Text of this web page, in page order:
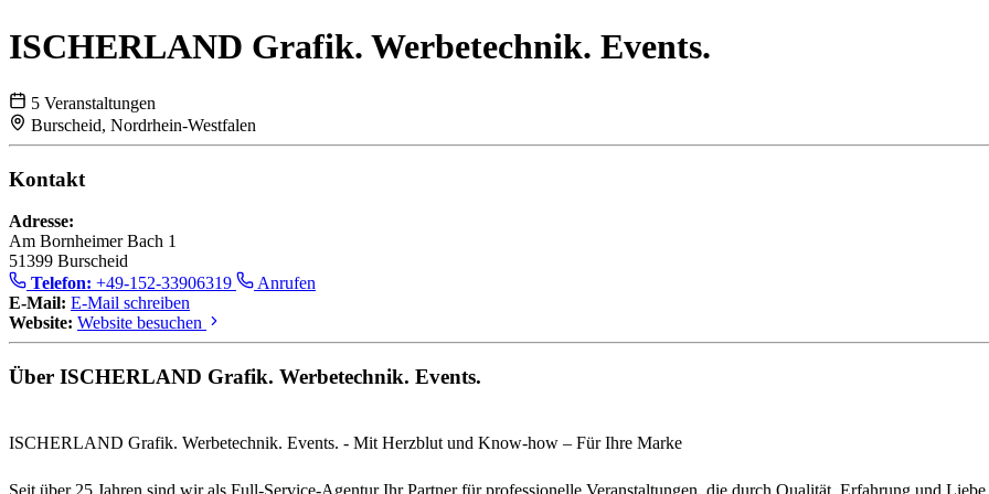
ISCHERLAND Grafik. Werbetechnik. Events.
5 Veranstaltungen
Burscheid, Nordrhein-Westfalen
Kontakt
Adresse:
Am Bornheimer Bach 1
51399 Burscheid
Telefon: +49-152-33906319
Anrufen
E-Mail: E-Mail schreiben
Website: Website besuchen
Über ISCHERLAND Grafik. Werbetechnik. Events.
ISCHERLAND Grafik. Werbetechnik. Events. - Mit Herzblut und Know-how – Für Ihre Marke
Seit über 25 Jahren sind wir als Full-Service-Agentur Ihr Partner für professionelle Veranstaltungen, die durch Qualität, Erfahrung und